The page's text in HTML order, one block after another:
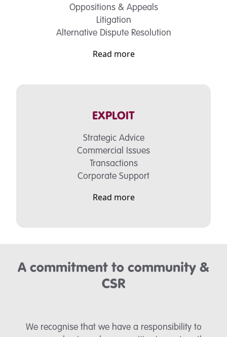
Oppositions & Appeals
Litigation
Alternative Dispute Resolution
Read more
EXPLOIT
Strategic Advice
Commercial Issues
Transactions
Corporate Support
Read more
A commitment to community &
CSR
We recognise that we have a responsibility to